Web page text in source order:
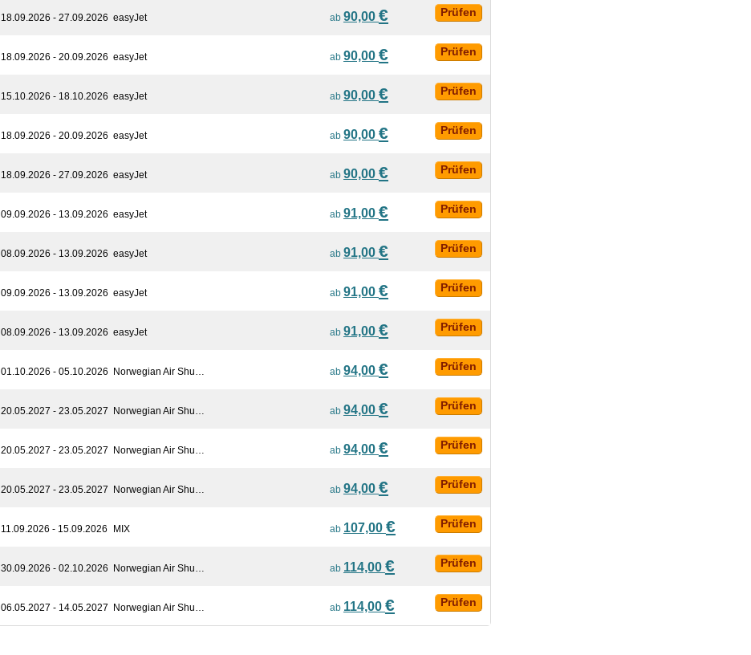
18.09.2026 - 27.09.2026 easyJet ab 90,00 € Prüfen
18.09.2026 - 20.09.2026 easyJet ab 90,00 € Prüfen
15.10.2026 - 18.10.2026 easyJet ab 90,00 € Prüfen
18.09.2026 - 20.09.2026 easyJet ab 90,00 € Prüfen
18.09.2026 - 27.09.2026 easyJet ab 90,00 € Prüfen
09.09.2026 - 13.09.2026 easyJet ab 91,00 € Prüfen
08.09.2026 - 13.09.2026 easyJet ab 91,00 € Prüfen
09.09.2026 - 13.09.2026 easyJet ab 91,00 € Prüfen
08.09.2026 - 13.09.2026 easyJet ab 91,00 € Prüfen
01.10.2026 - 05.10.2026 Norwegian Air Shu… ab 94,00 € Prüfen
20.05.2027 - 23.05.2027 Norwegian Air Shu… ab 94,00 € Prüfen
20.05.2027 - 23.05.2027 Norwegian Air Shu… ab 94,00 € Prüfen
20.05.2027 - 23.05.2027 Norwegian Air Shu… ab 94,00 € Prüfen
11.09.2026 - 15.09.2026 MIX ab 107,00 € Prüfen
30.09.2026 - 02.10.2026 Norwegian Air Shu… ab 114,00 € Prüfen
06.05.2027 - 14.05.2027 Norwegian Air Shu… ab 114,00 € Prüfen